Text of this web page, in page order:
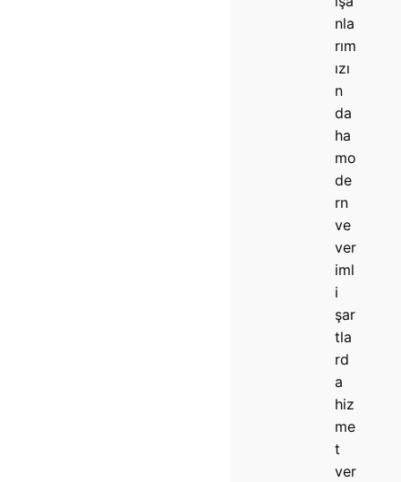
nla
rım
ızı
n
da
ha
mo
de
rn
ve
ver
iml
i
şar
tla
rd
a
hiz
me
t
ver